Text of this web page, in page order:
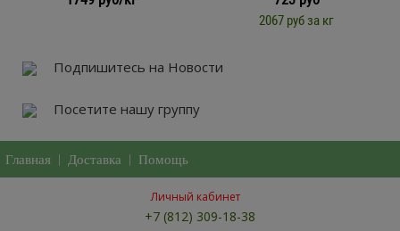
2067 руб за кг
Подпишитесь на Новости
Посетите нашу группу
Главная Доставка Помощь
Личный кабинет
+7 (812) 309-18-38